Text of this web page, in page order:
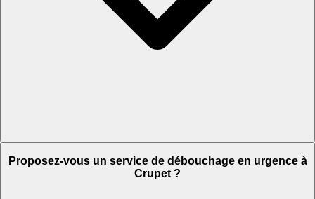
Proposez-vous un service de débouchage en urgence à
Crupet ?